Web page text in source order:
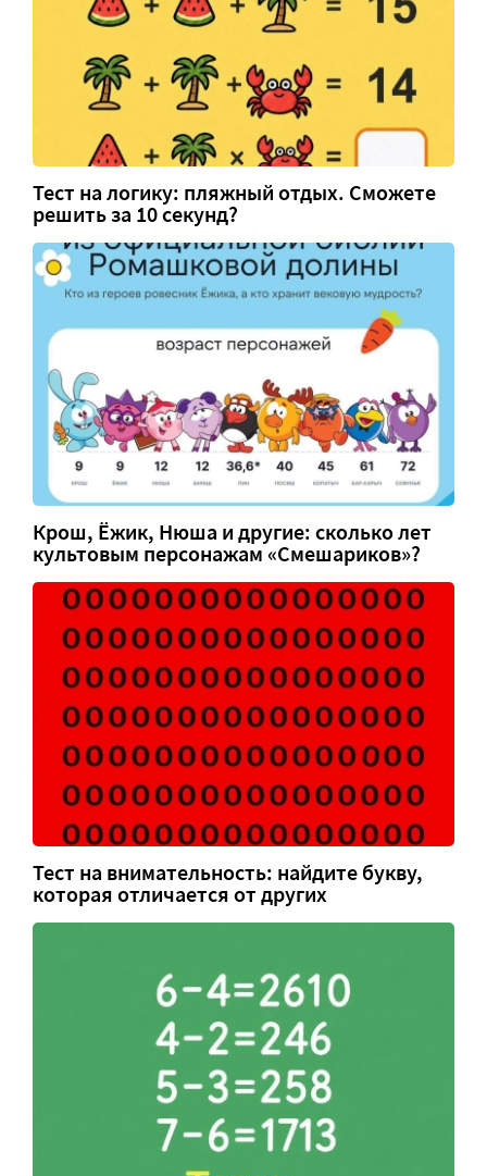
Тест на логику: пляжный отдых. Сможете
решить за 10 секунд?
Крош, Ёжик, Нюша и другие: сколько лет
культовым персонажам «Смешариков»?
Тест на внимательность: найдите букву,
которая отличается от других